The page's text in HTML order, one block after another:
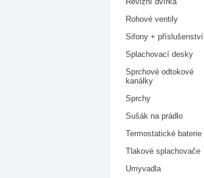
Rohové ventily
Sifony + příslušenství
Splachovací desky
Sprchové odtokové
kanálky
Sprchy
Sušák na prádlo
Termostatické baterie
Tlakové splachovače
Umyvadla